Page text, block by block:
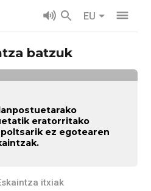
EU
batzuk
eratorritako
ez egotearen
itxiak